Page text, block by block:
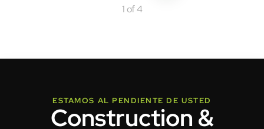
1 of 4
ESTAMOS AL PENDIENTE DE USTED
Construction &